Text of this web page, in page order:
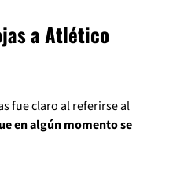
a Atlético
fue claro al referirse al
en algún momento se